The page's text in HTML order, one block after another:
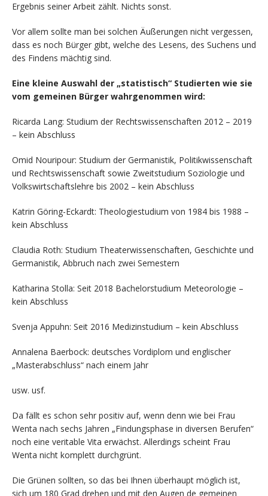
Ergebnis seiner Arbeit zählt. Nichts sonst.
Vor allem sollte man bei solchen Äußerungen nicht vergessen,
dass es noch Bürger gibt, welche des Lesens, des Suchens und
des Findens mächtig sind.
Eine kleine Auswahl der „statistisch“ Studierten wie sie
vom gemeinen Bürger wahrgenommen wird:
Ricarda Lang: Studium der Rechtswissenschaften 2012 – 2019
– kein Abschluss
Omid Nouripour: Studium der Germanistik, Politikwissenschaft
und Rechtswissenschaft sowie Zweitstudium Soziologie und
Volkswirtschaftslehre bis 2002 – kein Abschluss
Katrin Göring-Eckardt: Theologiestudium von 1984 bis 1988 –
kein Abschluss
Claudia Roth: Studium Theaterwissenschaften, Geschichte und
Germanistik, Abbruch nach zwei Semestern
Katharina Stolla: Seit 2018 Bachelorstudium Meteorologie –
kein Abschluss
Svenja Appuhn: Seit 2016 Medizinstudium – kein Abschluss
Annalena Baerbock: deutsches Vordiplom und englischer
„Masterabschluss“ nach einem Jahr
usw. usf.
Da fällt es schon sehr positiv auf, wenn denn wie bei Frau
Wenta nach sechs Jahren „Findungsphase in diversen Berufen“
noch eine veritable Vita erwächst. Allerdings scheint Frau
Wenta nicht komplett durchgrünt.
Die Grünen sollten, so das bei Ihnen überhaupt möglich ist,
sich um 180 Grad drehen und mit den Augen de gemeinen